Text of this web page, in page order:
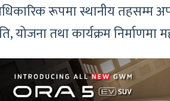
रूपमा स्थानीय तहसम्म
योजना तथा कार्यक्रम